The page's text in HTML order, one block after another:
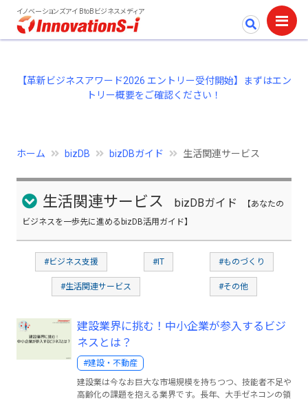
イノベーションズアイ BtoBビジネスメディア
【革新ビジネスアワード2026 エントリー受付開始】まずはエン
トリー概要をご確認ください！
ホーム bizDB bizDBガイド 生活関連サービス
生活関連サービス bizDBガイド
【あなたの
ビジネスを一歩先に進めるbizDB活用ガイド】
#ビジネス支援 #IT #ものづくり
#生活関連サービス #その他
建設業界に挑む！中小企業が参入するビジ
ネスとは？
#建設・不動産
建設業は今なお巨大な市場規模を持ちつつ、技能者不足や
高齢化の課題を抱える業界です。長年、大手ゼネコンの領